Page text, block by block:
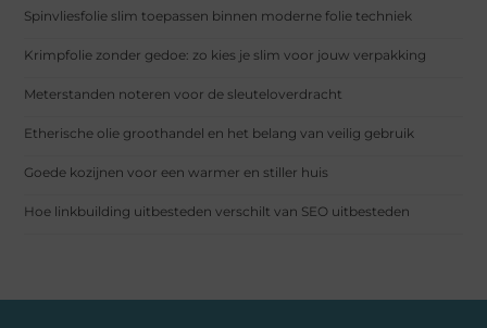
Spinvliesfolie slim toepassen binnen moderne folie techniek
Krimpfolie zonder gedoe: zo kies je slim voor jouw verpakking
Meterstanden noteren voor de sleuteloverdracht
Etherische olie groothandel en het belang van veilig gebruik
Goede kozijnen voor een warmer en stiller huis
Hoe linkbuilding uitbesteden verschilt van SEO uitbesteden